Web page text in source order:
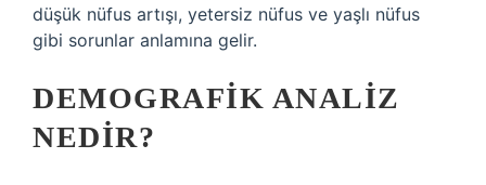
düşük nüfus artışı, yetersiz nüfus ve yaşlı nüfus
gibi sorunlar anlamına gelir.
DEMOGRAFIK ANALIZ
NEDIR?